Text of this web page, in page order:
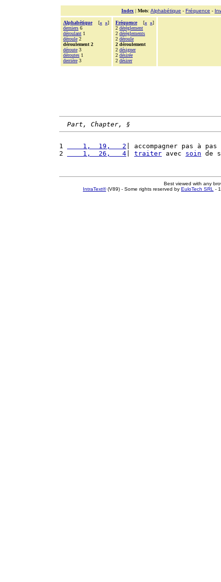
Index | Mots: Alphabétique - Fréquence -
Alphabétique [« »]
derniers 6
déroulant 1
déroule 2
déroulement 2
déroute 3
déroutes 1
derrière 3
Fréquence [« »]
2 dérèglement
2 dérèglements
2 déroule
2 déroulement
2 désigner
2 désirée
2 désirer
Part, Chapter, §
1
    1,  19,   2
| accompagner pas à
2
    1,  26,   4
traiter avec soin de
Best viewed with any
IntraText®(V89) - Some rights reserved by EuloTech SRL -